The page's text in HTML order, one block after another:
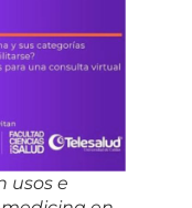
usos e